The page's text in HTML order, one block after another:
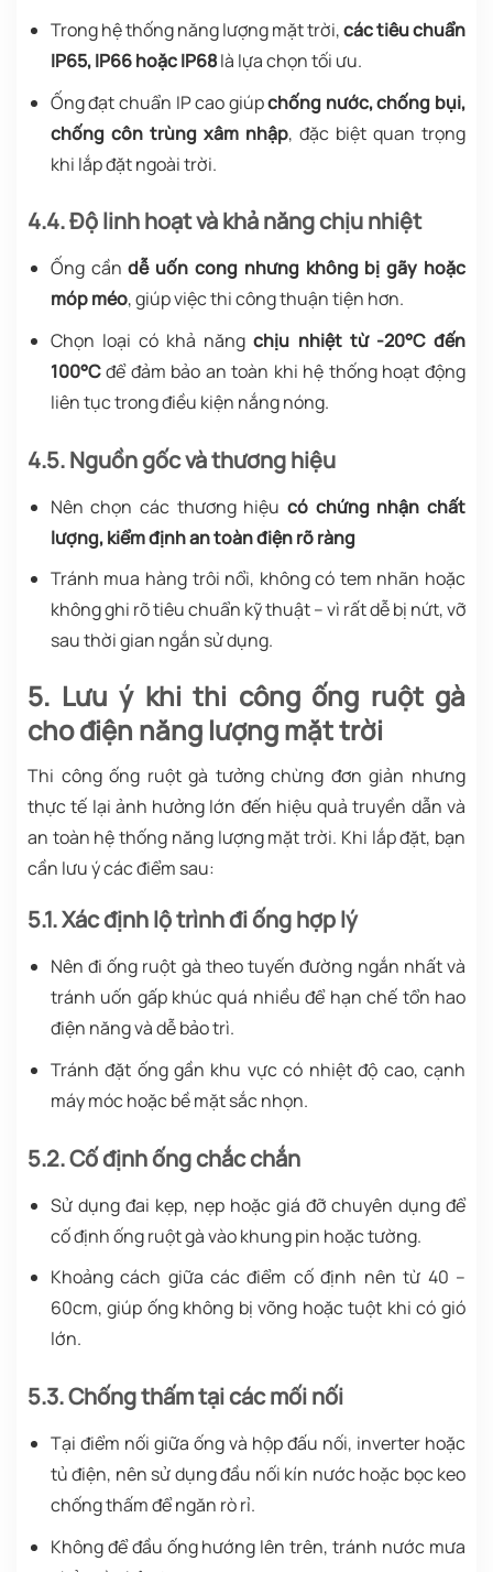
Trong hệ thống năng lượng mặt trời,các tiêu chuẩn
IP65, IP66 hoặc IP68là lựa chọn tối ưu.
Ống đạt chuẩn IP cao giúpchống nước, chống bụi,
chống côn trùng xâm nhập, đặc biệt quan trọng
khi lắp đặt ngoài trời.
4.4. Độ linh hoạt và khả năng chịu nhiệt
Ống cầndễ uốn cong nhưng không bị gãy hoặc
móp méo, giúp việc thi công thuận tiện hơn.
Chọn loại có khả năngchịu nhiệt từ -20°C đến
100°Cđể đảm bảo an toàn khi hệ thống hoạt động
liên tục trong điều kiện nắng nóng.
4.5. Nguồn gốc và thương hiệu
Nên chọn các thương hiệucó chứng nhận chất
lượng, kiểm định an toàn điện rõ ràng
Tránh mua hàng trôi nổi, không có tem nhãn hoặc
không ghi rõ tiêu chuẩn kỹ thuật – vì rất dễ bị nứt, vỡ
sau thời gian ngắn sử dụng.
5. Lưu ý khi thi công ống ruột gà
cho điện năng lượng mặt trời
Thi công ống ruột gà tưởng chừng đơn giản nhưng
thực tế lại ảnh hưởng lớn đến hiệu quả truyền dẫn và
an toàn hệ thống năng lượng mặt trời. Khi lắp đặt, bạn
cần lưu ý các điểm sau:
5.1. Xác định lộ trình đi ống hợp lý
Nên đi ống ruột gà theo tuyến đường ngắn nhất và
tránh uốn gấp khúc quá nhiều để hạn chế tổn hao
điện năng và dễ bảo trì.
Tránh đặt ống gần khu vực có nhiệt độ cao, cạnh
máy móc hoặc bề mặt sắc nhọn.
5.2. Cố định ống chắc chắn
Sử dụng đai kẹp, nẹp hoặc giá đỡ chuyên dụng để
cố định ống ruột gà vào khung pin hoặc tường.
Khoảng cách giữa các điểm cố định nên từ 40 –
60cm, giúp ống không bị võng hoặc tuột khi có gió
lớn.
5.3. Chống thấm tại các mối nối
Tại điểm nối giữa ống và hộp đấu nối, inverter hoặc
tủ điện, nên sử dụng đầu nối kín nước hoặc bọc keo
chống thấm để ngăn rò rỉ.
Không để đầu ống hướng lên trên, tránh nước mưa